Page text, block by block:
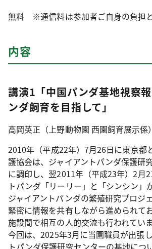
無料 ※通信料は参加者ご自身の負担と
内容
講演1「中国パンダ基地視察
ンダ飼育を目指して」
高岡英正（上野動物園 西園飼育展示係）
2010年（平成22年）7月26日に東京都
護協会は、ジャイアントパンダ保護研
に調印し、翌2011年（平成23年）2月
トパンダ「リーリー」と「シンシン」
ジャイアントパンダの繁殖研究プロジ
緊密に情報を共有しながら進められて
施設間で相互の人的交流も行われていま
今回は、2025年3月に当園職員が出張